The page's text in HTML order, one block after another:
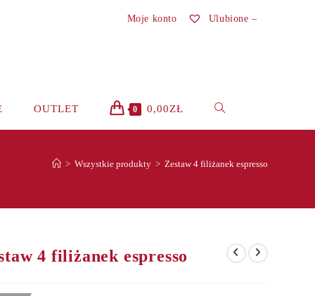
Moje konto Ulubione –
OUTLET 0 0,00ZŁ TOGGLE
> Wszystkie produkty > Zestaw 4 filiżanek espresso
4 filiżanek espresso